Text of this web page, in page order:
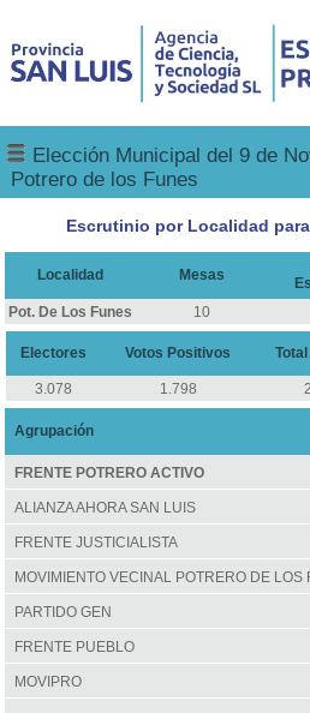
Elección Municipal del 9 de
Potrero de los Funes
Escrutinio por Localidad
Localidad Mesas
Pot. De Los Funes
10
Electores Votos Positivos
3.078 1.798
Agrupación
FRENTE POTRERO ACTIVO
ALIANZA AHORA SAN LUIS
FRENTE JUSTICIALISTA
MOVIMIENTO VECINAL POTRERO DE LOS
PARTIDO GEN
FRENTE PUEBLO
MOVIPRO